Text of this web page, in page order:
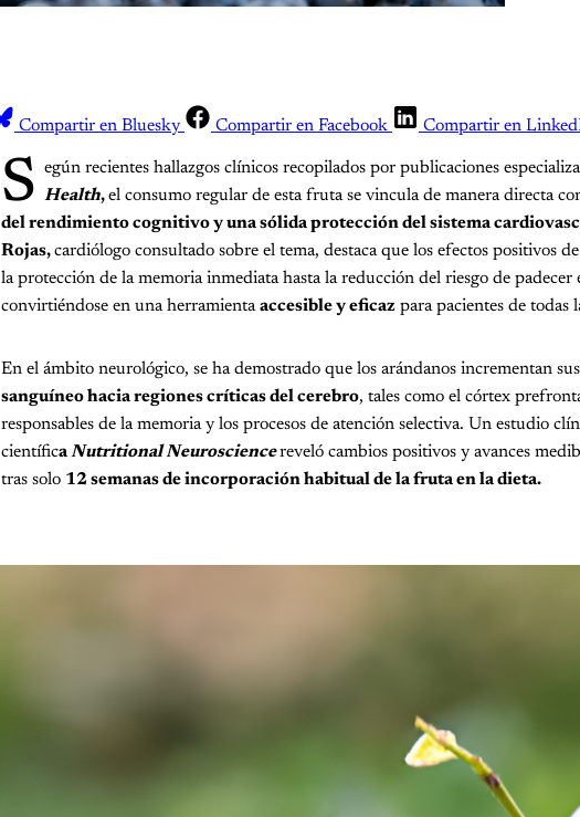
Compartir en Bluesky Compartir en Facebook Compartir en
S egún recientes hallazgos clínicos recopilados por publicaciones
Health,el consumo regular de esta fruta se vincula de manera directa
del rendimiento cognitivo y una sólida protección del sistema
Rojas,cardiólogo consultado sobre el tema, destaca que los efectos positivos
la protección de la memoria inmediata hasta la reducción del riesgo de padecer
convirtiéndose en una herramientaaccesible y eficaz para pacientes de todas
En el ámbito neurológico, se ha demostrado que los arándanos incrementan
sanguíneo hacia regiones críticas del cerebro, tales como el córtex
responsables de la memoria y los procesos de atención selectiva. Un estudio
científicaNutritional Neurosciencereveló cambios positivos y avances
tras solo 12 semanas de incorporación habitual de la fruta en la dieta.